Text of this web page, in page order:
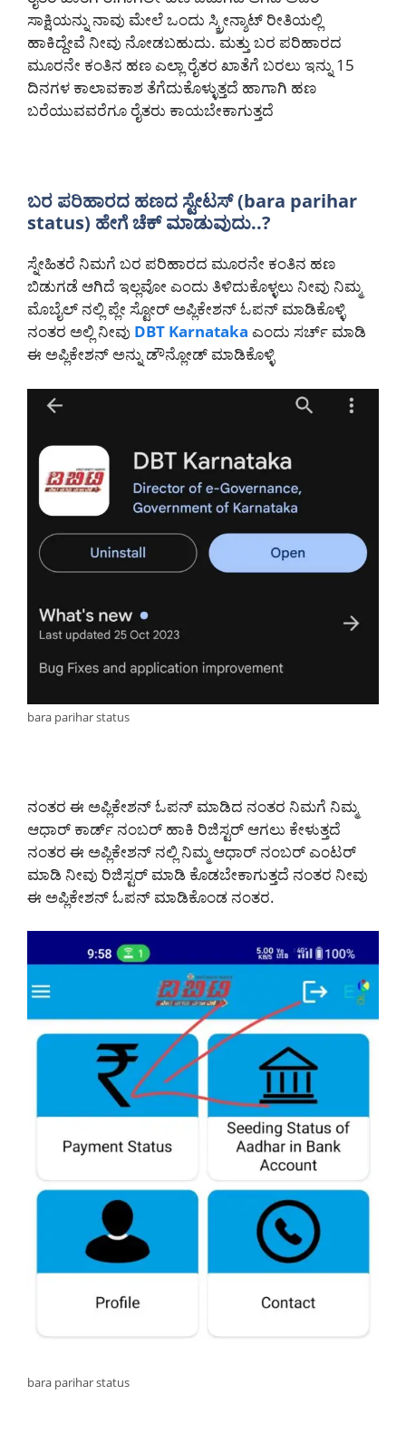
ಸಾಕ್ಷಿಯನ್ನು ನಾವು ಮೇಲೆ ಒಂದು ಸ್ಕ್ರೀನ್ಶಾಟ್ ರೀತಿಯಲ್ಲಿ
ಹಾಕಿದ್ದೇವೆ ನೀವು ನೋಡಬಹುದು. ಮತ್ತು ಬರ ಪರಿಹಾರದ
ಮೂರನೇ ಕಂತಿನ ಹಣ ಎಲ್ಲಾ ರೈತರ ಖಾತೆಗೆ ಬರಲು ಇನ್ನು 15
ದಿನಗಳ ಕಾಲಾವಕಾಶ ತೆಗೆದುಕೊಳ್ಳುತ್ತದೆ ಹಾಗಾಗಿ ಹಣ
ಬರೆಯುವವರೆಗೂ ರೈತರು ಕಾಯಬೇಕಾಗುತ್ತದೆ
ಬರ ಪರಿಹಾರದ ಹಣದ ಸ್ಟೇಟಸ್ (bara parihar
status) ಹೇಗೆ ಚೆಕ್ ಮಾಡುವುದು..?
ಸ್ನೇಹಿತರೆ ನಿಮಗೆ ಬರ ಪರಿಹಾರದ ಮೂರನೇ ಕಂತಿನ ಹಣ
ಬಿಡುಗಡೆ ಆಗಿದೆ ಇಲ್ಲವೋ ಎಂದು ತಿಳಿದುಕೊಳ್ಳಲು ನೀವು ನಿಮ್ಮ
ಮೊಬೈಲ್ ನಲ್ಲಿ ಪ್ಲೇ ಸ್ಟೋರ್ ಅಪ್ಲಿಕೇಶನ್ ಓಪನ್ ಮಾಡಿಕೊಳ್ಳಿ
ನಂತರ ಅಲ್ಲಿ ನೀವು DBT Karnataka ಎಂದು ಸರ್ಚ್ ಮಾಡಿ
ಈ ಅಪ್ಲಿಕೇಶನ್ ಅನ್ನು ಡೌನ್ಲೋಡ್ ಮಾಡಿಕೊಳ್ಳಿ
bara parihar status
ನಂತರ ಈ ಅಪ್ಲಿಕೇಶನ್ ಓಪನ್ ಮಾಡಿದ ನಂತರ ನಿಮಗೆ ನಿಮ್ಮ
ಆಧಾರ್ ಕಾರ್ಡ್ ನಂಬರ್ ಹಾಕಿ ರಿಜಿಸ್ಟರ್ ಆಗಲು ಕೇಳುತ್ತದೆ
ನಂತರ ಈ ಅಪ್ಲಿಕೇಶನ್ ನಲ್ಲಿ ನಿಮ್ಮ ಆಧಾರ್ ನಂಬರ್ ಎಂಟರ್
ಮಾಡಿ ನೀವು ರಿಜಿಸ್ಟರ್ ಮಾಡಿ ಕೊಡಬೇಕಾಗುತ್ತದೆ ನಂತರ ನೀವು
ಈ ಅಪ್ಲಿಕೇಶನ್ ಓಪನ್ ಮಾಡಿಕೊಂಡ ನಂತರ.
bara parihar status